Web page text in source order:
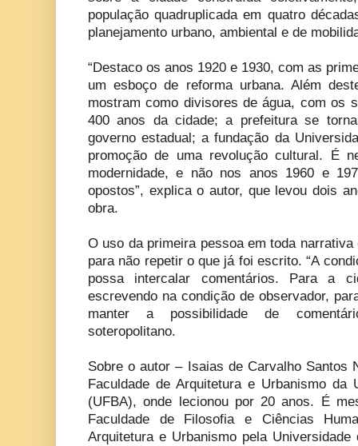
população quadruplicada em quatro
planejamento urbano, ambiental e de
“Destaco os anos 1920 e 1930, com as
um esboço de reforma urbana. Além
mostram como divisores de água, com os
400 anos da cidade; a prefeitura se
governo estadual; a fundação da
promoção de uma revolução cultural. É
modernidade, e não nos anos 1960 e
opostos”, explica o autor, que levou dois
obra.
O uso da primeira pessoa em toda
para não repetir o que já foi escrito. “A
possa intercalar comentários. Para a
escrevendo na condição de observador,
manter a possibilidade de
soteropolitano.
Sobre o autor – Isaias de Carvalho Santos
Faculdade de Arquitetura e Urbanismo da
(UFBA), onde lecionou por 20 anos. É
Faculdade de Filosofia e Ciências
Arquitetura e Urbanismo pela